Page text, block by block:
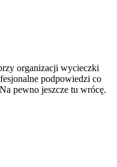
organizacji wycieczki
podpowiedzi co
pewno jeszcze tu wrócę.